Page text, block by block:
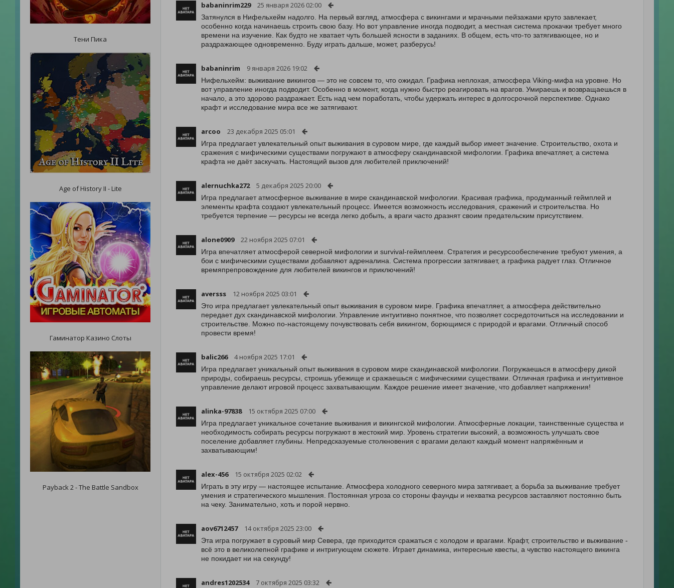
Тени Пика
Age of History II - Lite
Гаминатор Казино Слоты
Payback 2 - The Battle Sandbox
babaninrim229 25 января 2026 02:00
Затянулся в Нифельхейм надолго. На первый взгляд, атмосфера с викингами и мрачными пейзажами круто завлекает,
особенно когда начинаешь строить свою базу. Но вот управление иногда подводит, а местная система прокачки требует много
времени на изучение. Как будто не хватает чуть большей ясности в заданиях. В общем, есть что-то затягивающее, но и
раздражающее одновременно. Буду играть дальше, может, разберусь!
babaninrim 9 января 2026 19:02
Нифельхейм: выживание викингов — это не совсем то, что ожидал. Графика неплохая, атмосфера Viking-мифа на уровне. Но
вот управление иногда подводит. Особенно в момент, когда нужно быстро реагировать на врагов. Умираешь и возвращаешься в
начало, а это здорово раздражает. Есть над чем поработать, чтобы удержать интерес в долгосрочной перспективе. Однако
крафт и исследование мира все же затягивают.
arcoo 23 декабря 2025 05:01
Игра предлагает увлекательный опыт выживания в суровом мире, где каждый выбор имеет значение. Строительство, охота и
сражения с мифическими существами погружают в атмосферу скандинавской мифологии. Графика впечатляет, а система
крафта не даёт заскучать. Настоящий вызов для любителей приключений!
alernuchka272 5 декабря 2025 20:00
Игра предлагает атмосферное выживание в мире скандинавской мифологии. Красивая графика, продуманный геймплей и
элементы крафта создают увлекательный процесс. Имеется возможность исследования, сражений и строительства. Но
требуется терпение — ресурсы не всегда легко добыть, а враги часто дразнят своим предательским присутствием.
alone0909 22 ноября 2025 07:01
Игра впечатляет атмосферой северной мифологии и survival-геймплеем. Стратегия и ресурсообеспечение требуют умения, а
бои с мифическими существами добавляют адреналина. Система прогрессии затягивает, а графика радует глаз. Отличное
времяпрепровождение для любителей викингов и приключений!
aversss 12 ноября 2025 03:01
Это игра предлагает увлекательный опыт выживания в суровом мире. Графика впечатляет, а атмосфера действительно
передает дух скандинавской мифологии. Управление интуитивно понятное, что позволяет сосредоточиться на исследовании и
строительстве. Можно по-настоящему почувствовать себя викингом, борющимся с природой и врагами. Отличный способ
провести время!
balic266 4 ноября 2025 17:01
Игра предлагает уникальный опыт выживания в суровом мире скандинавской мифологии. Погружаешься в атмосферу дикой
природы, собираешь ресурсы, строишь убежище и сражаешься с мифическими существами. Отличная графика и интуитивное
управление делают игровой процесс захватывающим. Каждое решение имеет значение, что добавляет напряжения!
alinka-97838 15 октября 2025 07:00
Игра предлагает уникальное сочетание выживания и викингской мифологии. Атмосферные локации, таинственные существа и
необходимость собирать ресурсы погружают в жестокий мир. Уровень стратегии высокий, а возможность улучшать свое
поселение добавляет глубины. Непредсказуемые столкновения с врагами делают каждый момент напряжённым и
захватывающим!
alex-456 15 октября 2025 02:02
Играть в эту игру — настоящее испытание. Атмосфера холодного северного мира затягивает, а борьба за выживание требует
умения и стратегического мышления. Постоянная угроза со стороны фаунды и нехватка ресурсов заставляют постоянно быть
на чеку. Занимательно, хоть и порой нервно.
aov6712457 14 октября 2025 23:00
Эта игра погружает в суровый мир Севера, где приходится сражаться с холодом и врагами. Крафт, строительство и выживание -
всё это в великолепной графике и интригующем сюжете. Играет динамика, интересные квесты, а чувство настоящего викинга
не покидает ни на секунду!
andres1202534 7 октября 2025 03:32